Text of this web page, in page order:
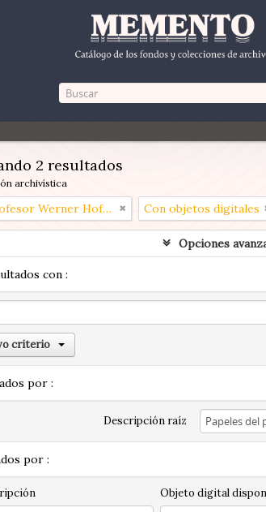
2 resultados
archivística
Papeles del profesor Werner Hoffmann Con objetos digitales
Opciones
con :
criterio
por :
Descripción raíz
por :
Objeto digital